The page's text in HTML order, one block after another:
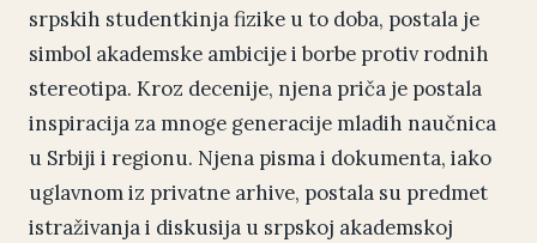
srpskih studentkinja fizike u to doba, postala je
simbol akademske ambicije i borbe protiv rodnih
stereotipa. Kroz decenije, njena priča je postala
inspiracija za mnoge generacije mladih naučnica
u Srbiji i regionu. Njena pisma i dokumenta, iako
uglavnom iz privatne arhive, postala su predmet
istraživanja i diskusija u srpskoj akademskoj